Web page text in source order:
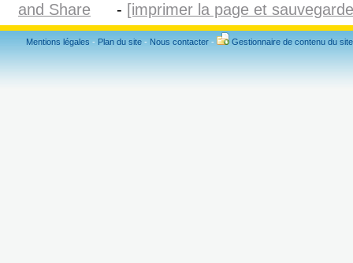
- [imprimer la page et
Mentions légales - Plan du site - Nous contacter - Gestionnaire de contenu du site